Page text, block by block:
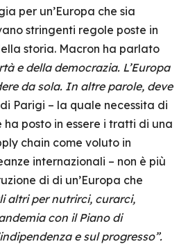
per un’Europa che sia
stringenti regole poste in
storia. Macron ha parlato
e della democrazia. L’Europa
da sola. In altre parole, deve
Parigi – la quale necessita di
posto in essere i tratti di una
chain come voluto in
internazionali – non è più
di di un’Europa che
altri per nutrirci, curarci,
con il Piano di
e sul progresso”.